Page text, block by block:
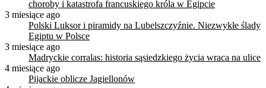
choroby i katastrofa francuskiego króla w Egipcie
3 miesiące ago
Polski Luksor i piramidy na Lubelszczyźnie. Niezwykłe ślady
Egiptu w Polsce
3 miesiące ago
Madryckie corralas: historia sąsiedzkiego życia wraca na ulice
4 miesiące ago
Pijackie oblicze Jagiellonów